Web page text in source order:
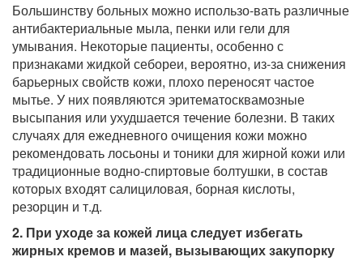
Большинству больных можно использо-вать различные
антибактериальные мыла, пенки или гели для
умывания. Некоторые пациенты, особенно с
признаками жидкой себореи, вероятно, из-за снижения
барьерных свойств кожи, плохо переносят частое
мытье. У них появляются эритематосквамозные
высыпания или ухудшается течение болезни. В таких
случаях для ежедневного очищения кожи можно
рекомендовать лосьоны и тоники для жирной кожи или
традиционные водно-спиртовые болтушки, в состав
которых входят салициловая, борная кислоты,
резорцин и т.д.
2. При уходе за кожей лица следует избегать
жирных кремов и мазей, вызывающих закупорку